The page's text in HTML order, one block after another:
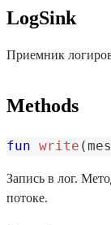
LogSink
Приемник
Methods
fun write (
Запись в лог.
потоке.